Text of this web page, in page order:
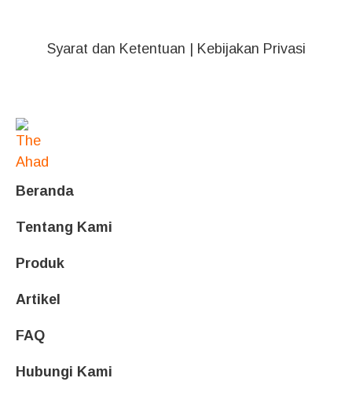
Syarat dan Ketentuan | Kebijakan Privasi
Beranda
Tentang Kami
Produk
Artikel
FAQ
Hubungi Kami